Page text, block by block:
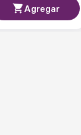
Agregar